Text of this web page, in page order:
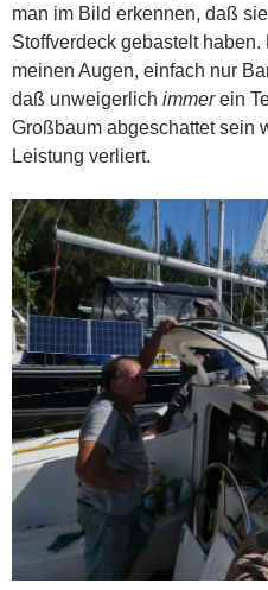
man im Bild erkennen, daß
Stoffverdeck gebastelt
meinen Augen, einfach nur
daß unweigerlich immerein
Großbaum abgeschattet sein
Leistung verliert.